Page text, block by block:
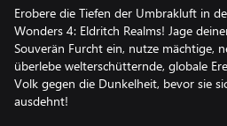
Erobere die Tiefen der Umbrakluft in
Wonders 4: Eldritch Realms! Jage
Souverän Furcht ein, nutze mächtige,
überlebe welterschütternde, globale
Volk gegen die Dunkelheit, bevor sie
ausdehnt!